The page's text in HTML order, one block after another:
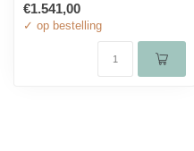
€1.541,00
✓ op bestelling